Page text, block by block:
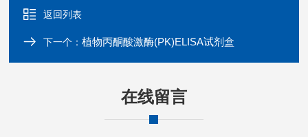
返回列表
下一个：植物丙酮酸激酶(PK)ELISA试剂盒
在线留言